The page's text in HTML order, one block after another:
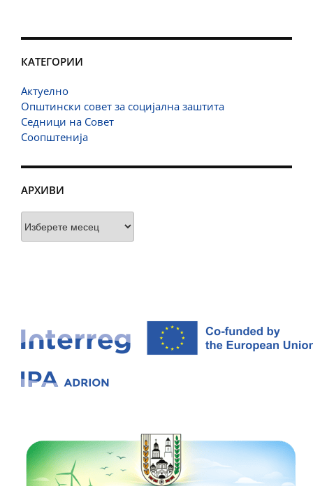
КАТЕГОРИИ
Актуелно
Општински совет за социјална заштита
Седници на Совет
Соопштенија
АРХИВИ